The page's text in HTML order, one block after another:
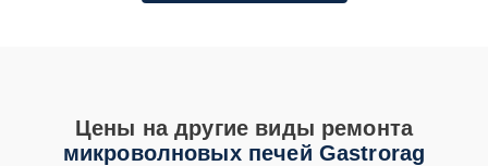
Цены на другие виды ремонта
микроволновых печей Gastrorag